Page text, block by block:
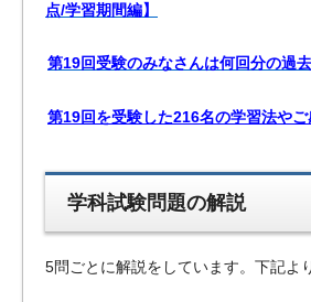
点/学習期間編】
第19回受験のみなさんは何回分の過
第19回を受験した216名の学習法やご
学科試験問題の解説
5問ごとに解説をしています。下記よ